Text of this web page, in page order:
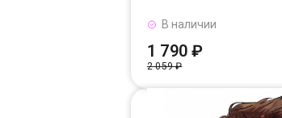
В наличии
1 790 ₽
2 059 ₽